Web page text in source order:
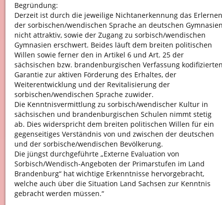
Begründung:
Derzeit ist durch die jeweilige Nichtanerkennung das Erlernen
der sorbischen/wendischen Sprache an deutschen
nicht attraktiv, sowie der Zugang zu sorbisch/wendischen
Gymnasien erschwert. Beides läuft dem breiten politischen
Willen sowie ferner den in Artikel 6 und Art. 25 der
sächsischen bzw. brandenburgischen Verfassung
Garantie zur aktiven Förderung des Erhaltes, der
Weiterentwicklung und der Revitalisierung der
sorbischen/wendischen Sprache zuwider.
Die Kenntnisvermittlung zu sorbisch/wendischer Kultur in
sächsischen und brandenburgischen Schulen nimmt stetig
ab. Dies widerspricht dem breiten politischen Willen für ein
gegenseitiges Verständnis von und zwischen der deutschen
und der sorbische/wendischen Bevölkerung.
Die jüngst durchgeführte „Externe Evaluation von
Sorbisch/Wendisch-Angeboten der Primarstufen im Land
Brandenburg“ hat wichtige Erkenntnisse hervorgebracht,
welche auch über die Situation Land Sachsen zur Kenntnis
gebracht werden müssen.“